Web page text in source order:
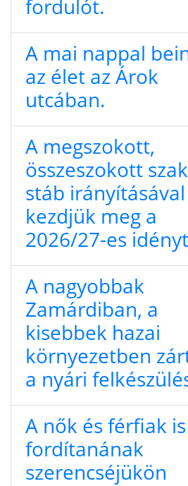
fordulót.
A mai nappal
az élet az Árok
utcában.
A megszokott,
összeszokott
stáb irányításával
kezdjük meg a
2026/27-es
A nagyobbak
Zamárdiban, a
kisebbek hazai
környezetben
a nyári
A nők és férfiak is
fordítanának
szerencséjükön